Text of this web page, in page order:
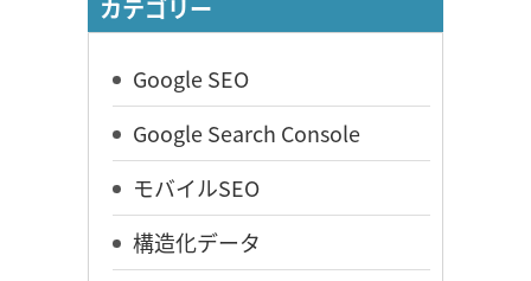
カテゴリー
Google SEO
Google Search Console
モバイルSEO
構造化データ